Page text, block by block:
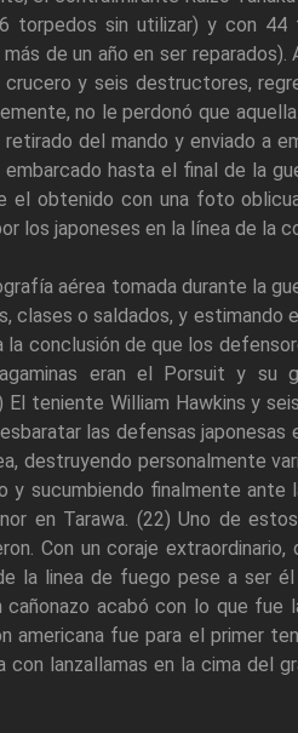
torpedos sin utilizar) y con 44
de un año en ser
y seis destructores,
no le perdonó que
del mando y enviado a
hasta el final de la
el obtenido con una foto
los japoneses en la línea de la
aérea tomada durante la
o saldados, y estimando
la conclusión de que los
eran el Porsuit y su
teniente William Hawkins y
las defensas japonesas
destruyendo personalmente
y sucumbiendo finalmente ante
en Tarawa. (22) Uno de
Con un coraje
la linea de fuego pese a ser
acabó con lo que fue
americana fue para el primer
con lanzallamas en la cima del